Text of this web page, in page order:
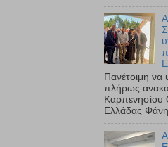
Πανέτοιμη να
πλήρως
Καρπενησίου
Ελλάδας